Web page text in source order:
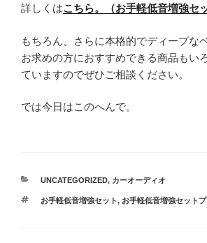
詳しくはこちら。（お手軽低音増強セ
もちろん、さらに本格的でディープな
お求めの方におすすめできる商品もい
ていますのでぜひご相談ください。
では今日はこのへんで。
カ
ゴ
UNCATEGORIZED, カーオーディオ
タ
お手軽低音増強セット, お手軽低音増強セット